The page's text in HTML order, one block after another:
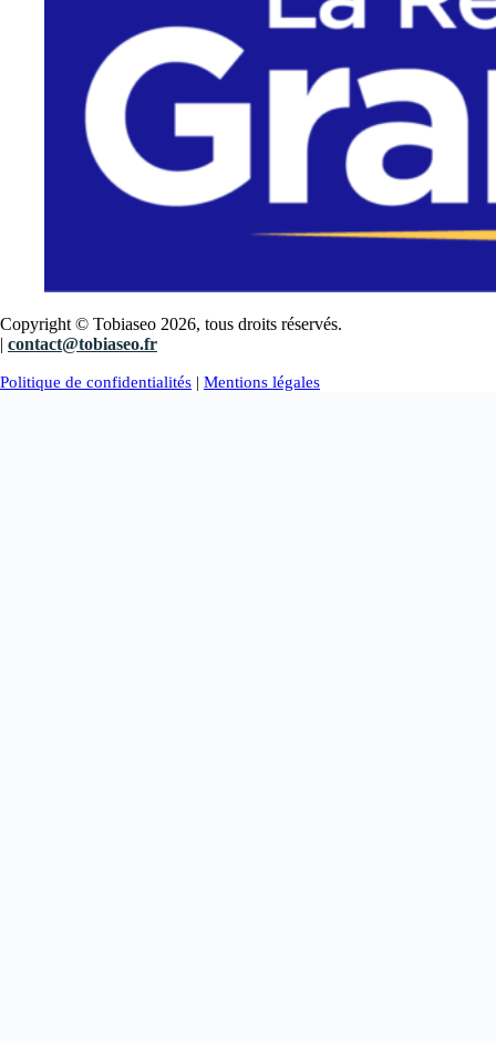
Copyright © Tobiaseo 2026, tous droits réservés.
| contact@tobiaseo.fr
Politique de confidentialités | Mentions légales